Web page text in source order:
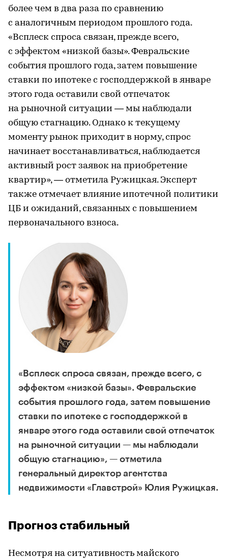
более чем в два раза по сравнению
с аналогичным периодом прошлого года.
«Всплеск спроса связан, прежде всего,
с эффектом «низкой базы». Февральские
события прошлого года, затем повышение
ставки по ипотеке с господдержкой в январе
этого года оставили свой отпечаток
на рыночной ситуации — мы наблюдали
общую стагнацию. Однако к текущему
моменту рынок приходит в норму, спрос
начинает восстанавливаться, наблюдается
активный рост заявок на приобретение
квартир», — отметила Ружицкая. Эксперт
также отмечает влияние ипотечной политики
ЦБ и ожиданий, связанных с повышением
первоначального взноса.
«Всплеск спроса связан, прежде всего, с
эффектом «низкой базы». Февральские
события прошлого года, затем повышение
ставки по ипотеке с господдержкой в
январе этого года оставили свой отпечаток
на рыночной ситуации — мы наблюдали
общую стагнацию», — отметила
генеральный директор агентства
недвижимости «Главстрой» Юлия Ружицкая.
Прогноз стабильный
Несмотря на ситуативность майского